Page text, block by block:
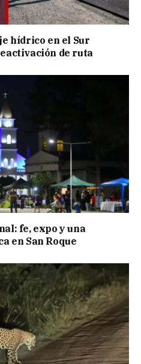
hídrico en el Sur
de ruta
fe, expo y una
en San Roque